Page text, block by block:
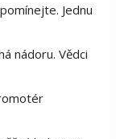
Jednu
nádoru. Vědci